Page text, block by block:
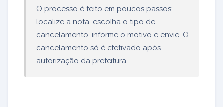
O processo é feito em poucos passos:
localize a nota, escolha o tipo de
cancelamento, informe o motivo e envie. O
cancelamento só é efetivado após
autorização da prefeitura.